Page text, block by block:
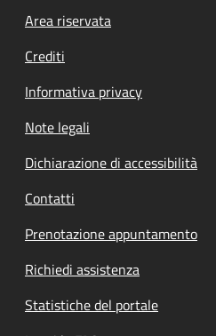
Footer menu
Area riservata
Crediti
Informativa privacy
Note legali
Dichiarazione di accessibilità
Contatti
Prenotazione appuntamento
Richiedi assistenza
Statistiche del portale